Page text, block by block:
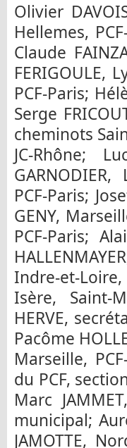
Olivier
Hellemes,
Claude
FERIGOULE,
PCF-Paris;
Serge
cheminots
JC-Rhône;
GARNODIER,
PCF-Paris;
GENY,
PCF-Paris;
Indre-et-
Isère, Saint-
HERVE,
Pacôme
Marseille,
du PCF,
Marc
municipal;
JAMOTTE,